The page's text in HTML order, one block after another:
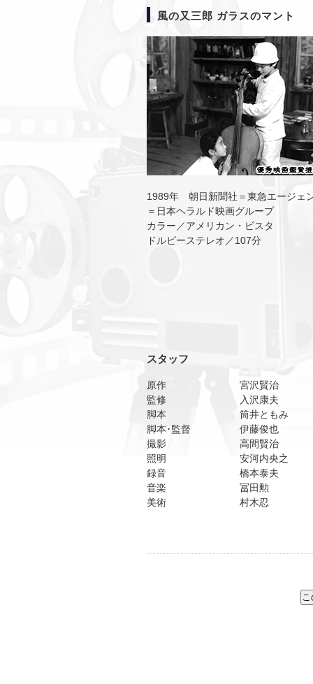
風の又三郎 ガラスのマント
1989年 朝日新聞社＝東急エージェ
＝日本ヘラルド映画グループ
カラー／アメリカン・ビスタ
ドルビーステレオ／107分
スタッフ
原作
宮沢賢治
監修
入沢康夫
脚本
筒井ともみ
脚本･監督
伊藤俊也
撮影
高間賢治
照明
安河内央之
録音
橋本泰夫
音楽
冨田勲
美術
村木忍